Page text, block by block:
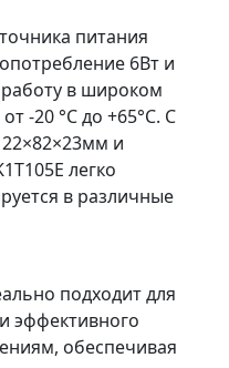
питания
6Вт и
в широком
-20 °C до +65°C. С
и
легко
в различные
подходит для
эффективного
обеспечивая